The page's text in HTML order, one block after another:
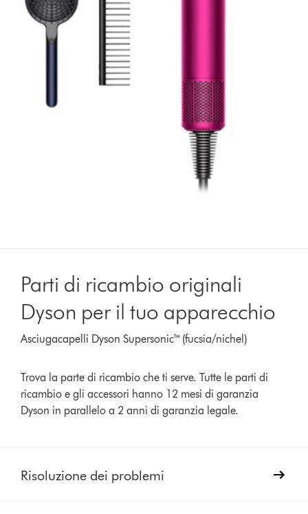
Parti di ricambio originali
Dyson per il tuo apparecchio
Asciugacapelli Dyson Supersonic™ (fucsia/nichel)
Trova la parte di ricambio che ti serve. Tutte le parti di
ricambio e gli accessori hanno 12 mesi di garanzia
Dyson in parallelo a 2 anni di garanzia legale.
Risoluzione dei problemi